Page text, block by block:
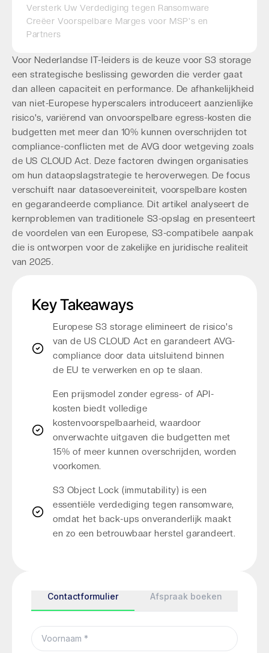
Versterk Uw Verdediging tegen Ransomware
Creëer Voorspelbare Marges voor MSP's en
Partners
Voor Nederlandse IT-leiders is de keuze voor S3 storage
een strategische beslissing geworden die verder gaat
dan alleen capaciteit en performance. De afhankelijkheid
van niet-Europese hyperscalers introduceert aanzienlijke
risico's, variërend van onvoorspelbare egress-kosten die
budgetten met meer dan 10% kunnen overschrijden tot
compliance-conflicten met de AVG door wetgeving zoals
de US CLOUD Act. Deze factoren dwingen organisaties
om hun dataopslagstrategie te heroverwegen. De focus
verschuift naar datasoevereiniteit, voorspelbare kosten
en gegarandeerde compliance. Dit artikel analyseert de
kernproblemen van traditionele S3-opslag en presenteert
de voordelen van een Europese, S3-compatibele aanpak
die is ontworpen voor de zakelijke en juridische realiteit
van 2025.
Key Takeaways
Europese S3 storage elimineert de risico's
van de US CLOUD Act en garandeert AVG-
compliance door data uitsluitend binnen
de EU te verwerken en op te slaan.
Een prijsmodel zonder egress- of API-
kosten biedt volledige
kostenvoorspelbaarheid, waardoor
onverwachte uitgaven die budgetten met
15% of meer kunnen overschrijden, worden
voorkomen.
S3 Object Lock (immutability) is een
essentiële verdediging tegen ransomware,
omdat het back-ups onveranderlijk maakt
en zo een betrouwbaar herstel garandeert.